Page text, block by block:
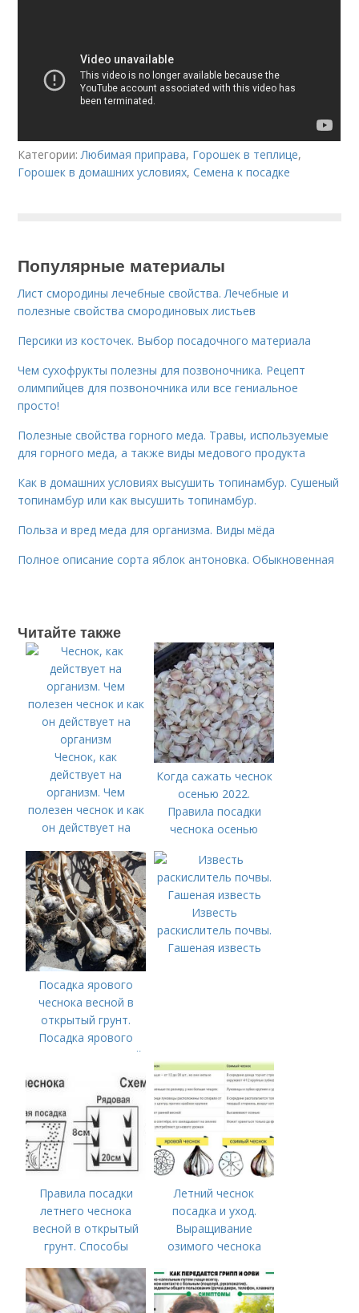
Категории:Любимая приправа, Горошек в теплице,
Горошек в домашних условиях,Семена к посадке
Популярные материалы
Лист смородины лечебные свойства. Лечебные и
полезные свойства смородиновых листьев
Персики из косточек. Выбор посадочного материала
Чем сухофрукты полезны для позвоночника. Рецепт
олимпийцев для позвоночника или все гениальное
просто!
Полезные свойства горного меда. Травы, используемые
для горного меда, а также виды медового продукта
Как в домашних условиях высушить топинамбур. Сушеный
топинамбур или как высушить топинамбур.
Польза и вред меда для организма. Виды мёда
Полное описание сорта яблок антоновка. Обыкновенная
Читайте также
Чеснок, как
действует на
организм. Чем
полезен чеснок и как
он действует на
Когда сажать чеснок
осенью 2022.
Правила посадки
чеснока осенью
Посадка ярового
чеснока весной в
открытый грунт.
Посадка ярового
чеснока в открытый
Известь
раскислитель почвы.
Гашеная известь
Правила посадки
летнего чеснока
весной в открытый
грунт. Способы
Летний чеснок
посадка и уход.
Выращивание
озимого чеснока